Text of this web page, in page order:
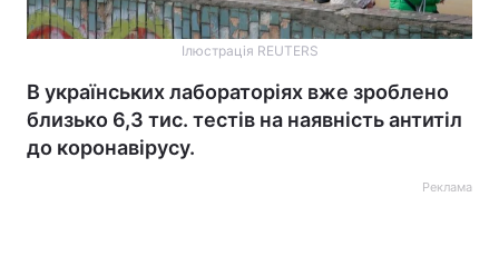
Ілюстрація REUTERS
В українських лабораторіях вже зроблено
близько 6,3 тис. тестів на наявність антитіл
до коронавірусу.
Реклама